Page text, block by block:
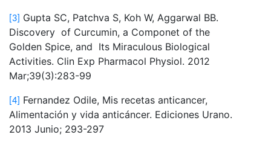
[3]
Gupta SC, Patchva S, Koh W, Aggarwal BB.
Discovery of Curcumin, a Componet of the
Golden Spice, and Its Miraculous Biological
Activities. Clin Exp Pharmacol Physiol. 2012
Mar;39(3):283-99
[4]
Fernandez Odile, Mis recetas anticancer,
Alimentación y vida anticáncer. Ediciones Urano.
2013 Junio; 293-297